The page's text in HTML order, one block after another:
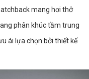
mang hơi thở
phân khúc tầm trung
ái lựa chọn bởi thiết kế